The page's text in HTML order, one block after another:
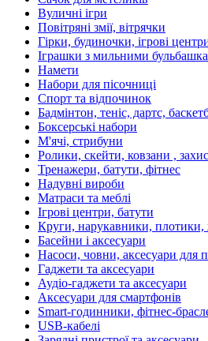
Вуличні ігри
Повітряні змії, вітрячки
Гірки, будиночки, ігрові
Іграшки з мильними
Намети
Набори для пісочниці
Спорт та відпочинок
Бадмінтон, теніс, дартс,
Боксерські набори
М'ячі, стрибуни
Ролики, скейти, ковзани ,
Тренажери, батути, фітнес
Надувні вироби
Матраси та меблі
Ігрові центри, батути
Круги, нарукавники, плотики,
Басейни і аксесуари
Насоси, човни, аксесуари для
Гаджети та аксесуари
Аудіо-гаджети та аксесуари
Аксесуари для смартфонів
Smart-годинники, фітнес-
USB-кабелі